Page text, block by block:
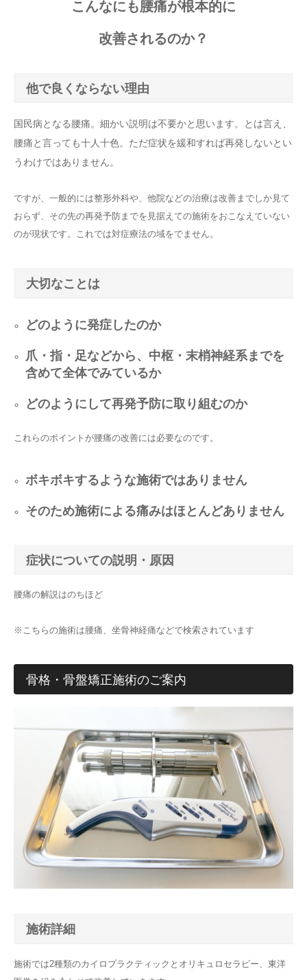
こんなにも腰痛が根本的に
改善されるのか？
他で良くならない理由
国民病となる腰痛。細かい説明は不要かと思います。とは言え、
腰痛と言っても十人十色。ただ症状を緩和すれば再発しないとい
うわけではありません。
ですが、一般的には整形外科や、他院などの治療は改善までしか見て
おらず、その先の再発予防までを見据えての施術をおこなえていない
のが現状です。これでは対症療法の域をでません。
大切なことは
どのように発症したのか
爪・指・足などから、中枢・末梢神経系までを
含めて全体でみているか
どのようにして再発予防に取り組むのか
これらのポイントが腰痛の改善には必要なのです。
ボキボキするような施術ではありません
そのため施術による痛みはほとんどありません
症状についての説明・原因
腰痛の解説はのちほど
※こちらの施術は腰痛、坐骨神経痛などで検索されています
骨格・骨盤矯正施術のご案内
施術詳細
施術では2種類のカイロプラクティックとオリキュロセラピー、東洋